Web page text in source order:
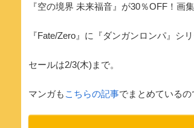
『空の境界 未来福音』が30％OFF！画
『Fate/Zero』に『ダンガンロンパ』シ
セールは2/3(木)まで。
マンガも こちらの記事でまとめているの